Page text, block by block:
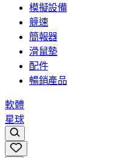
模擬設備
競速
簡報器
滑鼠墊
配件
暢銷產品
軟體
星球